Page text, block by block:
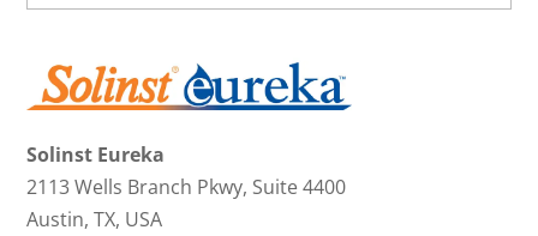
Solinst Eureka
2113 Wells Branch Pkwy, Suite 4400
Austin, TX, USA